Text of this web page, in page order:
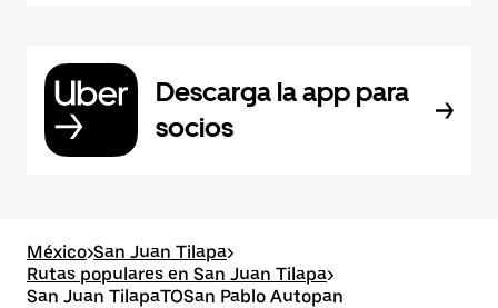
Descarga la app para
socios
México>San Juan Tilapa>
Rutas populares en San Juan Tilapa>
San Juan TilapaTOSan Pablo Autopan